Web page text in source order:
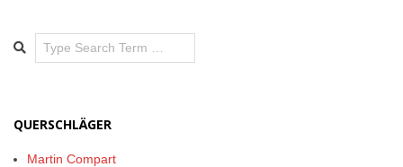
Search
QUERSCHLÄGER
Martin Compart